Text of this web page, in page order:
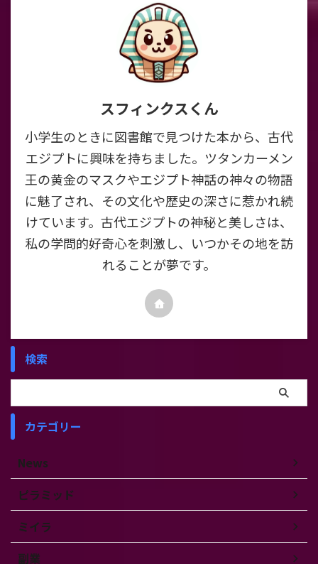
スフィンクスくん
小学生のときに図書館で見つけた本から、古代
エジプトに興味を持ちました。ツタンカーメン
王の黄金のマスクやエジプト神話の神々の物語
に魅了され、その文化や歴史の深さに惹かれ続
けています。古代エジプトの神秘と美しさは、
私の学問的好奇心を刺激し、いつかその地を訪
れることが夢です。
検索
カテゴリー
News
ピラミッド
ミイラ
副業